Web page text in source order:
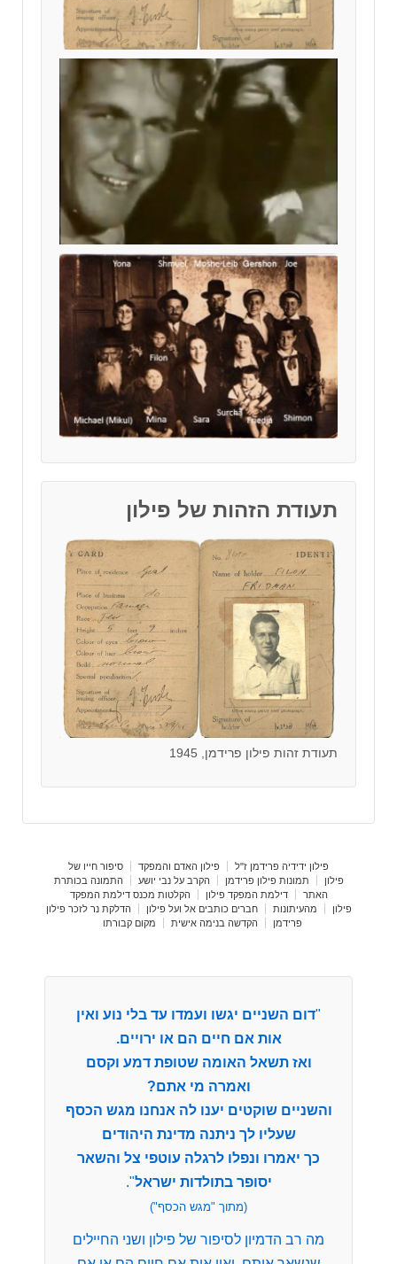
תעודת הזהות של פילון
תעודת זהות פילון פרידמן, 1945
פילון ידידיה פרידמן ז"ל פילון האדם והמפקד
סיפור חייו של
פילון
תמונות פילון פרידמן הקרב על נבי יושע
התמונה בכותרת
האתר
דילמת המפקד פילון
הקלטות מכנס דילמת המפקד
פילון
מהעיתונות חברים כותבים אל ועל פילון
הדלקת נר לזכר פילון
פרידמן
הקדשה בנימה אישית מקום קבורתו
"דום השניים יגשו ועמדו עד בלי נוע ואין
אות אם חיים הם או ירויים.
ואז תשאל האומה שטופת דמע וקסם
ואמרה מי אתם?
והשניים שוקטים יענו לה אנחנו מגש הכסף
שעליו לך ניתנה מדינת היהודים
כך יאמרו ונפלו לרגלה עוטפי צל והשאר
יסופר בתולדות ישראל".
(מתוך "מגש הכסף")
מה רב הדמיון לסיפור של פילון ושני החיילים